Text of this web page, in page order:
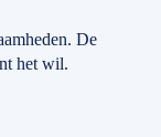
De
het wil.